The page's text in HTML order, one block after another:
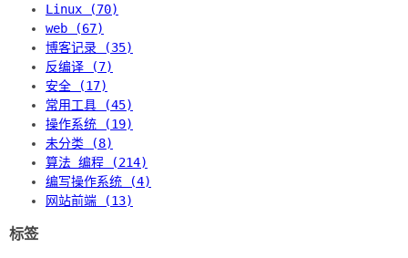
Linux (70)
web (67)
博客记录 (35)
反编译 (7)
安全 (17)
常用工具 (45)
操作系统 (19)
未分类 (8)
算法 编程 (214)
编写操作系统 (4)
网站前端 (13)
标签